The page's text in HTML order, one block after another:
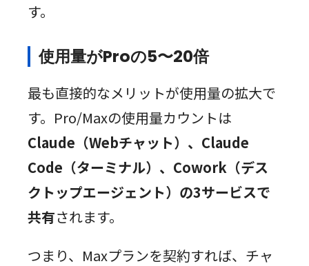
す。
使用量がProの5〜20倍
最も直接的なメリットが使用量の拡大で
す。Pro/Maxの使用量カウントは
Claude（Webチャット）、Claude
Code（ターミナル）、Cowork（デス
クトップエージェント）の3サービスで
共有されます。
つまり、Maxプランを契約すれば、チャ